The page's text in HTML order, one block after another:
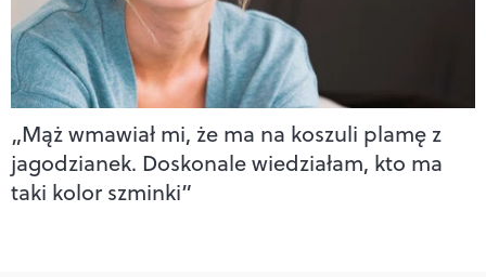
„Mąż wmawiał mi, że ma na koszuli plamę z
jagodzianek. Doskonale wiedziałam, kto ma
taki kolor szminki”